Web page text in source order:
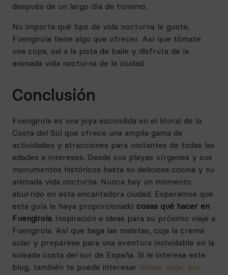
después de un largo día de turismo.
No importa qué tipo de vida nocturna le guste,
Fuengirola tiene algo que ofrecer. Así que tómate
una copa, sal a la pista de baile y disfruta de la
animada vida nocturna de la ciudad.
Conclusión
Fuengirola es una joya escondida en el litoral de la
Costa del Sol que ofrece una amplia gama de
actividades y atracciones para visitantes de todas las
edades e intereses. Desde sus playas vírgenes y sus
monumentos históricos hasta su deliciosa cocina y su
animada vida nocturna. Nunca hay un momento
aburrido en esta encantadora ciudad. Esperamos que
esta guía le haya proporcionado cosas qué hacer en
Fuengirola. Inspiración e ideas para su próximo viaje a
Fuengirola. Así que haga las maletas, coja la crema
solar y prepárese para una aventura inolvidable en la
soleada costa del sur de España. Si le interesa este
blog, también te puede interesar dónde viajar por